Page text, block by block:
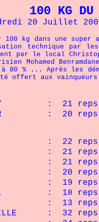
100 KG DU
20 Juillet
kg dans une
technique par
par le local
Mohamed
à 80 % ... Après les
offert aux
: 21 reps
: 20 reps
: 22 reps
21 reps
21 reps
reps
19 reps
: 18 reps
reps
: 32 reps